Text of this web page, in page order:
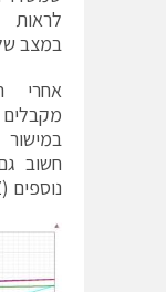
במצב
אחרי
חשוב
נוספים (YZ וחתכים נוספים).